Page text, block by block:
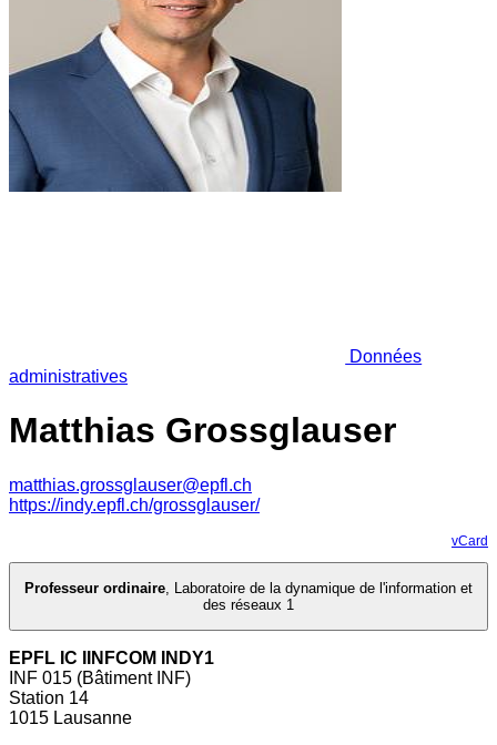
Données
administratives
Matthias Grossglauser
matthias.grossglauser@epfl.ch
https://indy.epfl.ch/grossglauser/
vCard
Professeur ordinaire, Laboratoire de la dynamique de l'information et
des réseaux 1
EPFL IC IINFCOM INDY1
INF 015 (Bâtiment INF)
Station 14
1015 Lausanne